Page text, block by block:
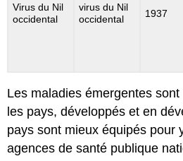
Virus du Nil
occidental
virus du Nil
occidental
1937
Les maladies émergentes
les pays, développés et en
pays sont mieux équipés pour
agences de santé publique